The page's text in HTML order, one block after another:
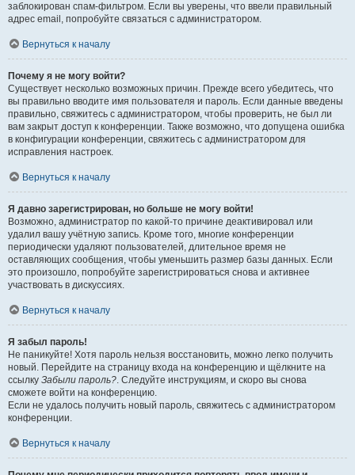
заблокирован спам-фильтром. Если вы уверены, что ввели правильный
адрес email, попробуйте связаться с администратором.
Вернуться к началу
Почему я не могу войти?
Существует несколько возможных причин. Прежде всего убедитесь, что
вы правильно вводите имя пользователя и пароль. Если данные введены
правильно, свяжитесь с администратором, чтобы проверить, не был ли
вам закрыт доступ к конференции. Также возможно, что допущена ошибка
в конфигурации конференции, свяжитесь с администратором для
исправления настроек.
Вернуться к началу
Я давно зарегистрирован, но больше не могу войти!
Возможно, администратор по какой-то причине деактивировал или
удалил вашу учётную запись. Кроме того, многие конференции
периодически удаляют пользователей, длительное время не
оставляющих сообщения, чтобы уменьшить размер базы данных. Если
это произошло, попробуйте зарегистрироваться снова и активнее
участвовать в дискуссиях.
Вернуться к началу
Я забыл пароль!
Не паникуйте! Хотя пароль нельзя восстановить, можно легко получить
новый. Перейдите на страницу входа на конференцию и щёлкните на
ссылку Забыли пароль?. Следуйте инструкциям, и скоро вы снова
сможете войти на конференцию.
Если не удалось получить новый пароль, свяжитесь с администратором
конференции.
Вернуться к началу